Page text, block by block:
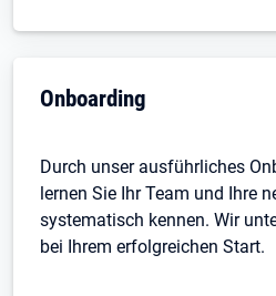
Onboarding
Durch unser ausführliches
lernen Sie Ihr Team und Ihre
systematisch kennen. Wir
bei Ihrem erfolgreichen Start.